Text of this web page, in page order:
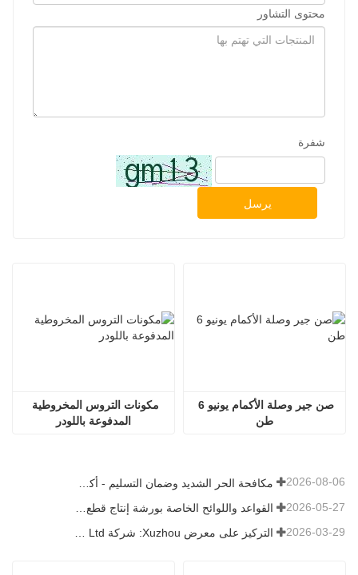
محتوى التشاور
شفرة
يرسل
المدفوعة باللودر
طن
2026-08-06
2026-05-27
التركيز على معرض Xuzhou: شركة Shandong Zhaokun Engineering Machinery Co., Ltd. تفسر القوة الجديدة لأجزاء اللودر من خلال "ميزة المصدر" 2026-03-29